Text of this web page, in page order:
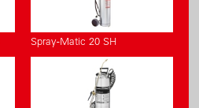
Spray-Matic 20 SH